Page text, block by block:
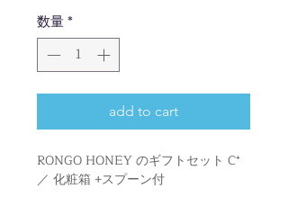
数量*
add to cart
RONGO HONEY のギフトセット C⁺
／ 化粧箱 +スプーン付